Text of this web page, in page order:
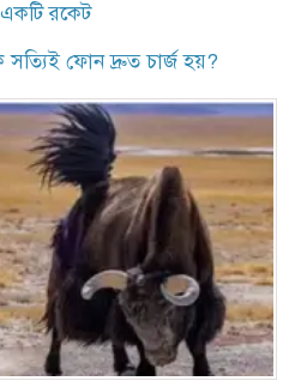
একটি রকেট
সত্যিই ফোন দ্রুত চার্জ হয়?